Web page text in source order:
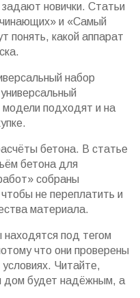
новички. Статьи
и «Самый
понять, какой аппарат
набор
модели подходят и на
бетона. В статье
бетона для
собраны
не переплатить и
материала.
под тегом
что они проверены
Читайте,
дом будет надёжным, а